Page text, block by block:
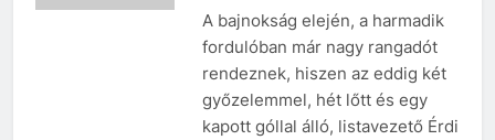
A bajnokság elején, a harmadik
fordulóban már nagy rangadót
rendeznek, hiszen az eddig két
győzelemmel, hét lőtt és egy
kapott góllal álló, listavezető Érdi